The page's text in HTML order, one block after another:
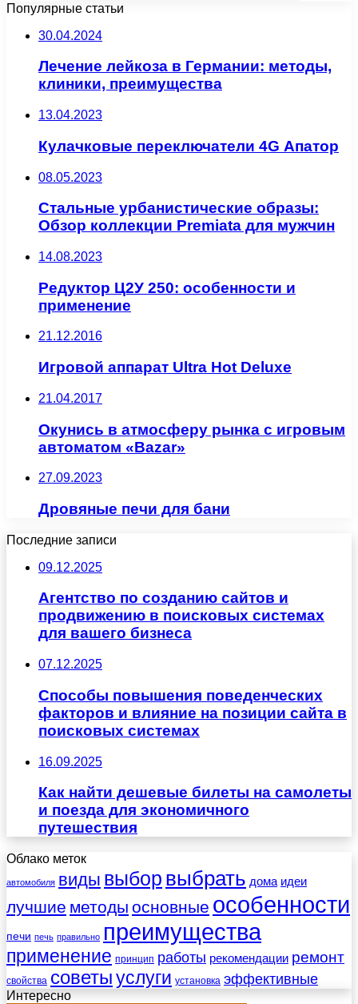
Популярные статьи
30.04.2024
Лечение лейкоза в Германии: методы,
клиники, преимущества
13.04.2023
Кулачковые переключатели 4G Апатор
08.05.2023
Стальные урбанистические образы:
Обзор коллекции Premiata для мужчин
14.08.2023
Редуктор Ц2У 250: особенности и
применение
21.12.2016
Игровой аппарат Ultra Hot Deluxe
21.04.2017
Окунись в атмосферу рынка с игровым
автоматом «Bazar»
27.09.2023
Дровяные печи для бани
Последние записи
09.12.2025
Агентство по созданию сайтов и
продвижению в поисковых системах
для вашего бизнеса
07.12.2025
Способы повышения поведенческих
факторов и влияние на позиции сайта в
поисковых системах
16.09.2025
Как найти дешевые билеты на самолеты
и поезда для экономичного
путешествия
Облако меток
автомобиля виды выбор выбрать дома идеи
лучшие методы основные особенности
печи печь правильно преимущества
применение принцип работы рекомендации ремонт
свойства советыуслуги установка эффективные
Интересно